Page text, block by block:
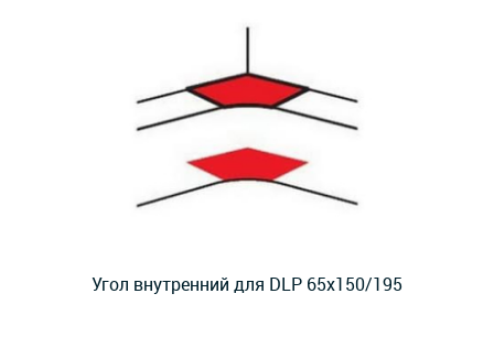
Угол внутренний для DLP 65х150/195